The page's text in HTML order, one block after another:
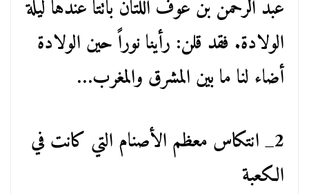
عبد الرحمن بن عوف اللتان باتتا عندها ليلة
الولادة. فقد قلن: رأينا نوراً حين الولادة
أضاء لنا ما بين المشرق والمغرب…
2_ انتكاس معظم الأصنام التي كانت في
الكعبة